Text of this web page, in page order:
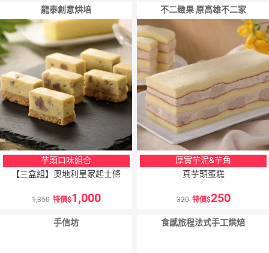
龍泰創意烘培
芋頭口味組合
【三盒組】奧地利皇家起士條
1,350 特價 1,000
不二緻果 原高雄不二家
厚實芋泥&芋角
真芋頭蛋糕
320 特價 250
手信坊 食感旅程法式手工烘焙